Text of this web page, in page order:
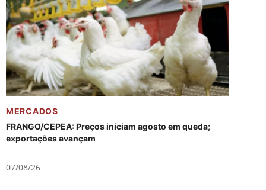
MERCADOS
FRANGO/CEPEA: Preços iniciam agosto em queda;
exportações avançam
07/08/26